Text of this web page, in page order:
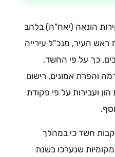
הונאה (יאח"ה) בלהב
ראש העיר, מנכ"ל עירייה
כך על פי החשד,
והפרת אמונים, רישום
ועבירות על פי פקודת
חשד כי במהלך
שנערכו בשנת